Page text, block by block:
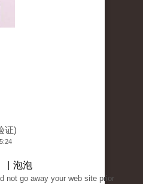
证)
| 泡泡
not go away your web site prior